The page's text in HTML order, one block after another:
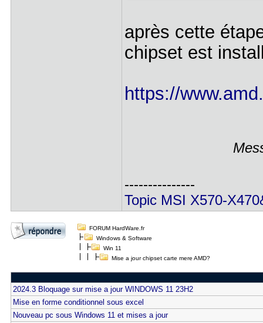
après cette
chipset est
https://
---------------
Topic MSI X570-
FORUM HardWare.fr
Windows & Software
Win 11
Mise a jour chipset carte mere AMD?
2024.3 Bloquage sur mise a jour WINDOWS 11 23H2
Mise en forme conditionnel sous excel
Nouveau pc sous Windows 11 et mises a jour